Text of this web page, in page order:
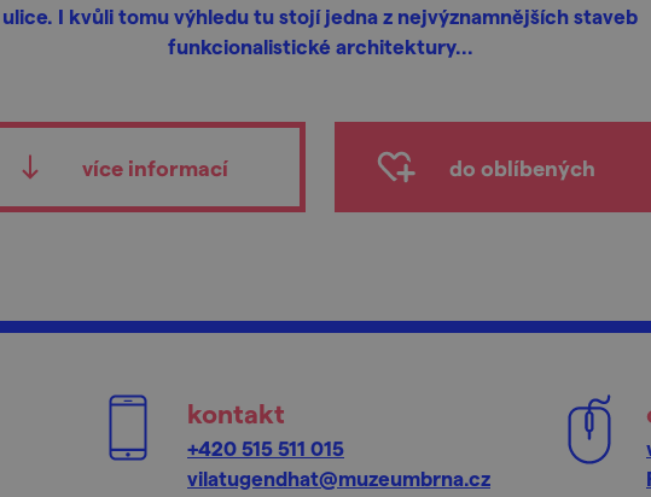
ulice. I kvůli tomu výhledu tu stojí jedna z nejvýznamnějších staveb
funkcionalistické architektury...
více informací do oblíbených
kontakt
+420 515 511 015
vilatugendhat@muzeumbrna.cz